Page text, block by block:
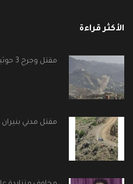
الأكثر قراءة
مقتل وجرح 3 حوثيين في اشتباكات غرب تعز
مقتل مدني